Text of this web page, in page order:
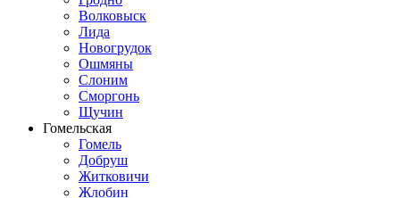
Волковыск
Лида
Новогрудок
Ошмяны
Слоним
Сморгонь
Щучин
Гомельская
Гомель
Добруш
Житковичи
Жлобин